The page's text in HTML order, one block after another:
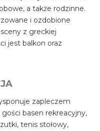
a także rodzinne.
i ozdobione
z greckiej
jest balkon oraz
zapleczem
basen rekreacyjny,
tenis stołowy,